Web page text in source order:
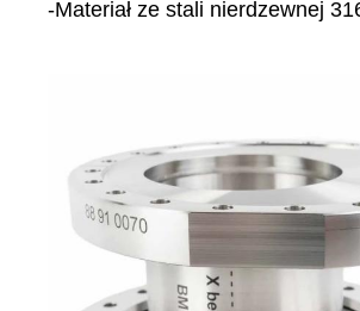
-Materiał ze stali nierdzewnej